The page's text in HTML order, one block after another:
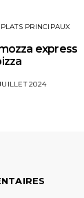
PLATS PRINCIPAUX
express
2024